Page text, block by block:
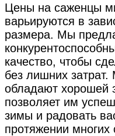
Цены на саженцы
варьируются в
размера. Мы
качество, чтобы
без лишних
обладают хорошей
позволяет им
зимы и радовать
протяжении многих